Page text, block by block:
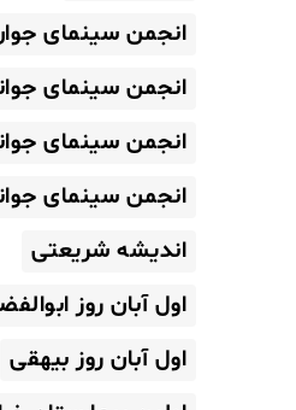
انجمن سینمای
انجمن سینمای
انجمن سینمای
انجمن سینمای
اندیشه شریعتی
اول آبان روز
اول آبان روز بیهقی